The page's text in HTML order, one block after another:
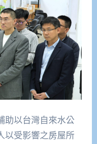
助以台灣自來水公
以受影響之房屋所